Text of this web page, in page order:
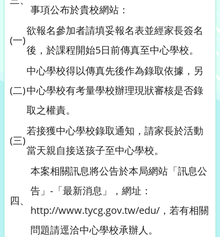
事項公布於貴校網站：
(一)
欲報名參加者請填妥報名表並經家長簽名
後，於課程開始5日前傳真至中心學校。
(二)
中心學校得以傳真先後作為錄取依據，另
中心學校有考量學校辦理現狀審核是否錄
取之權責。
(三)
若接獲中心學校錄取通知，請家長於活動
當天親自接送孩子至中心學校。
四、
本案相關訊息將公告於本局網站「訊息公
告」-「最新消息」，網址：
http://www.tycg.gov.tw/edu/，若有相關
問題請逕洽中心學校承辦人。